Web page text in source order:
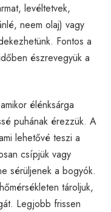
levéltetvek,
neem olaj) vagy
Fontos a
észrevegyük a
élénksárga
puhának érezzük. A
lehetővé teszi a
csípjük vagy
sérüljenek a bogyók.
tároljuk,
Legjobb frissen